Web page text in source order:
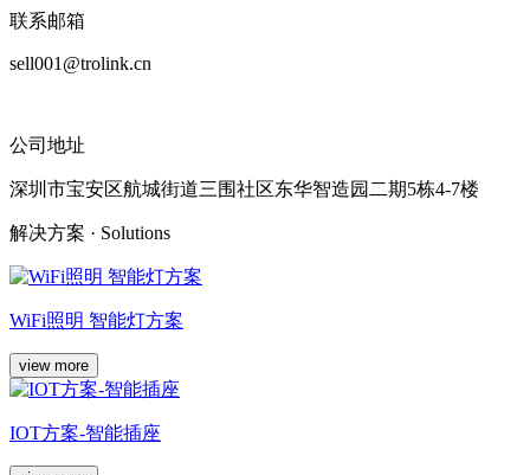
联系邮箱
sell001@trolink.cn
公司地址
深圳市宝安区航城街道三围社区东华智造园二期5栋4-7楼
解决方案 · Solutions
WiFi照明 智能灯方案
view more
IOT方案-智能插座